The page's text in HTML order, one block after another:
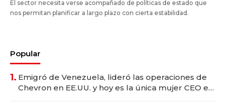
El sector necesita verse acompañado de políticas de estado que
nos permitan planificar a largo plazo con cierta estabilidad.
Popular
1. Emigró de Venezuela, lideró las operaciones de
Chevron en EE.UU. y hoy es la única mujer CEO en